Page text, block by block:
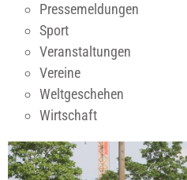
Pressemeldungen
Sport
Veranstaltungen
Vereine
Weltgeschehen
Wirtschaft